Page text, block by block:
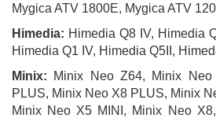
Mygica ATV 1800E, Mygica ATV
Himedia: Himedia Q8 IV, Himedia
Himedia Q1 IV, Himedia Q5II,
Minix: Minix Neo Z64, Minix
PLUS, Minix Neo X8 PLUS, Minix
Minix Neo X5 MINI, Minix Neo